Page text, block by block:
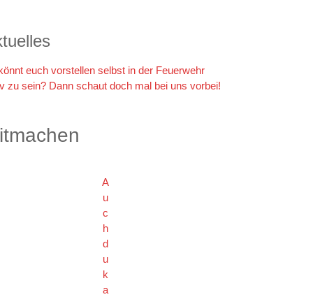
euch vorstellen selbst in der Feuerwehr
zu sein? Dann schaut doch mal bei uns vorbei!
A
u
c
h
d
u
k
a